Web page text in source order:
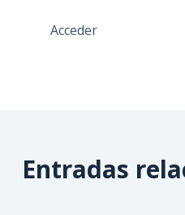
Acceder
Entradas